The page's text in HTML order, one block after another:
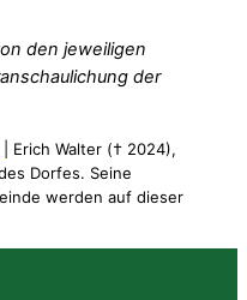
den jeweiligen
der
| Erich Walter († 2024),
Dorfes. Seine
werden auf dieser